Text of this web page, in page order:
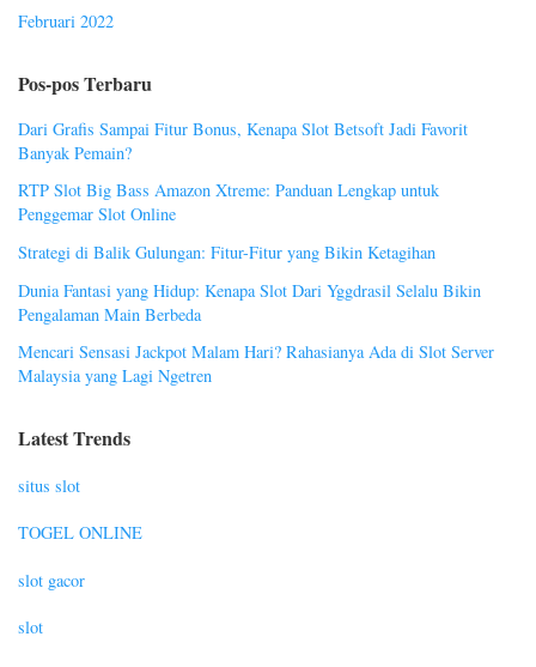
Februari 2022
Pos-pos Terbaru
Dari Grafis Sampai Fitur Bonus, Kenapa Slot Betsoft Jadi Favorit
Banyak Pemain?
RTP Slot Big Bass Amazon Xtreme: Panduan Lengkap untuk
Penggemar Slot Online
Strategi di Balik Gulungan: Fitur-Fitur yang Bikin Ketagihan
Dunia Fantasi yang Hidup: Kenapa Slot Dari Yggdrasil Selalu Bikin
Pengalaman Main Berbeda
Mencari Sensasi Jackpot Malam Hari? Rahasianya Ada di Slot Server
Malaysia yang Lagi Ngetren
Latest Trends
situs slot
TOGEL ONLINE
slot gacor
slot